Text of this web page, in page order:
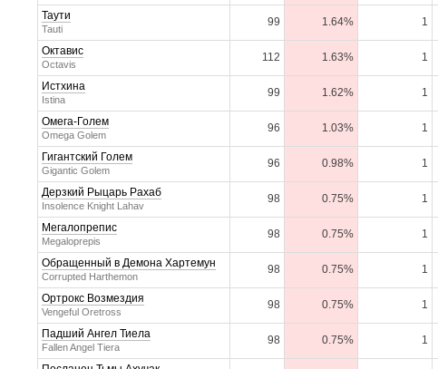
Таути
Tauti
99 1.64% 1
Октавис
Octavis
112 1.63% 1
Истхина
Istina
99 1.62% 1
Омега-Голем
Omega Golem
96 1.03% 1
Гигантский Голем
Gigantic Golem
96 0.98% 1
Дерзкий Рыцарь Рахаб
Insolence Knight Lahav
98 0.75% 1
Мегалопрепис
Megaloprepis
98 0.75% 1
Обращенный в Демона Хартемун
Corrupted Harthemon
98 0.75% 1
Ортрокс Возмездия
Vengeful Oretross
98 0.75% 1
Падший Ангел Тиела
Fallen Angel Tiera
98 0.75% 1